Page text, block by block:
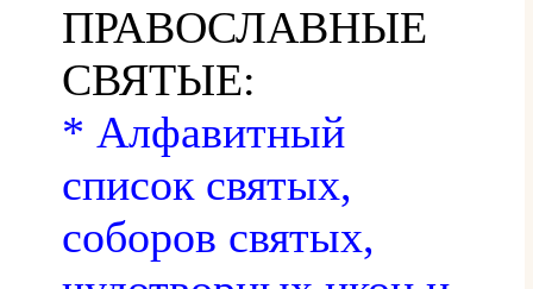
ПРАВОСЛАВНЫЕ
СВЯТЫЕ:
* Алфавитный
список святых,
соборов святых,